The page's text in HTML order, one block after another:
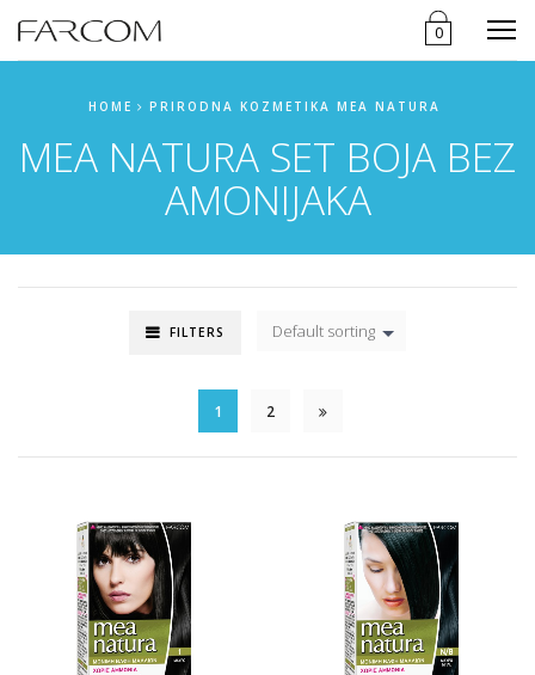
0 Menu
HOME PRIRODNA KOZMETIKA MEA NATURA
MEA NATURA SET BOJA BEZ
AMONIJAKA
FILTERS Default sorting
1 2